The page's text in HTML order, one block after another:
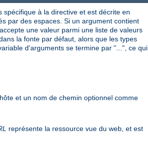
à la directive et est décrite en
par des espaces. Si un argument contient
une valeur parmi une liste de valeurs
la fonte par défaut, alors que les types
d'arguments se termine par "...", ce qui
et un nom de chemin optionnel comme
représente la ressource vue du web, et est